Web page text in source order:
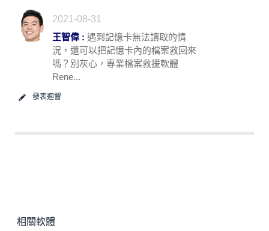
2021-08-31
王智偉 : 遇到記憶卡無法讀取的情
況，還可以把記憶卡內的檔案救回來
嗎？別灰心，專業檔案救援軟體
Rene...
發表迴響
相關軟體